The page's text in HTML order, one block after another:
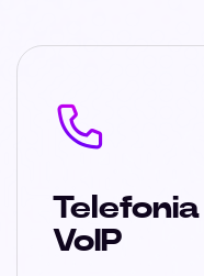
Telefonia
VoIP